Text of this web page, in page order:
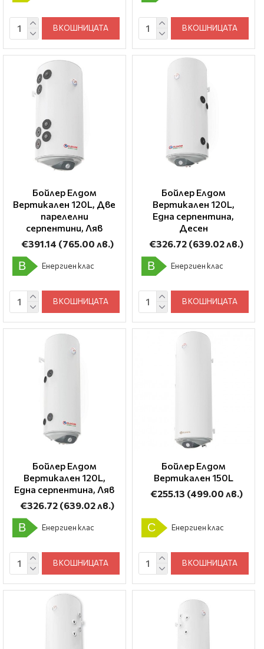
В КОШНИЦАТА В КОШНИЦАТА
Бойлер Елдом
Вертикален 120L, Две
парелелни
серпентини, Ляв
€391.14 (765.00 лв.)
B Енергиен клас
В КОШНИЦАТА
Бойлер Елдом
Вертикален 120L,
Една серпентина,
Десен
€326.72 (639.02 лв.)
B Енергиен клас
В КОШНИЦАТА
Бойлер Елдом
Вертикален 120L,
Една серпентина, Ляв
€326.72 (639.02 лв.)
B Енергиен клас
В КОШНИЦАТА
Бойлер Елдом
Вертикален 150L
€255.13 (499.00 лв.)
C Енергиен клас
В КОШНИЦАТА